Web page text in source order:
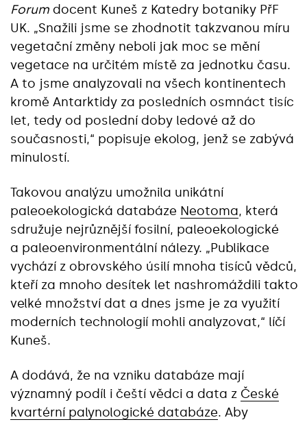
Forum docent Kuneš z Katedry botaniky PřF
UK. „Snažili jsme se zhodnotit takzvanou míru
vegetační změny neboli jak moc se mění
vegetace na určitém místě za jednotku času.
A to jsme analyzovali na všech kontinentech
kromě Antarktidy za posledních osmnáct tisíc
let, tedy od poslední doby ledové až do
současnosti,“ popisuje ekolog, jenž se zabývá
minulostí.
Takovou analýzu umožnila unikátní
paleoekologická databáze Neotoma, která
sdružuje nejrůznější fosilní, paleoekologické
a paleoenvironmentální nálezy. „Publikace
vychází z obrovského úsilí mnoha tisíců vědců,
kteří za mnoho desítek let nashromáždili takto
velké množství dat a dnes jsme je za využití
moderních technologií mohli analyzovat,“ líčí
Kuneš.
A dodává, že na vzniku databáze mají
významný podíl i čeští vědci a data z České
kvartérní palynologické databáze. Aby